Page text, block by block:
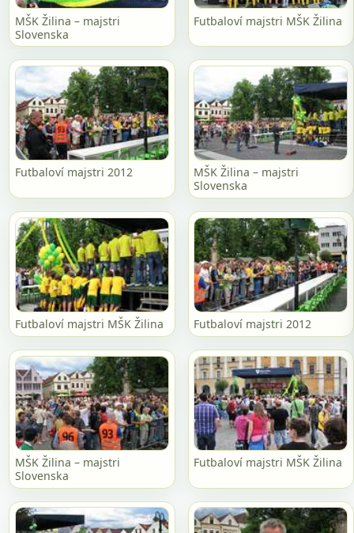
MŠK Žilina – majstri
Slovenska
Futbaloví majstri MŠK Žilina
Futbaloví majstri 2012
MŠK Žilina – majstri
Slovenska
Futbaloví majstri MŠK Žilina Futbaloví majstri 2012
MŠK Žilina – majstri
Slovenska
Futbaloví majstri MŠK Žilina